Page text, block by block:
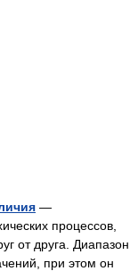
—
процессов,
от друга. Диапазон
при этом он